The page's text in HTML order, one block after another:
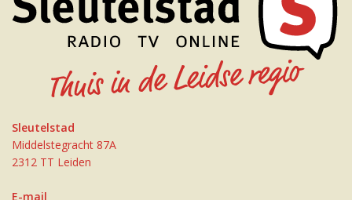
Sleutelstad
Middelstegracht 87A
2312 TT Leiden
E-mail